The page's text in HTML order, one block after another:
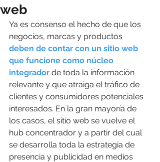
web
Ya es consenso el hecho de que los
negocios, marcas y productos
deben de contar con un sitio web
que funcione como núcleo
integrador de toda la información
relevante y que atraiga el tráfico de
clientes y consumidores potenciales
interesados. En la gran mayoría de
los casos, el sitio web se vuelve el
hub concentrador y a partir del cual
se desarrolla toda la estrategia de
presencia y publicidad en medios